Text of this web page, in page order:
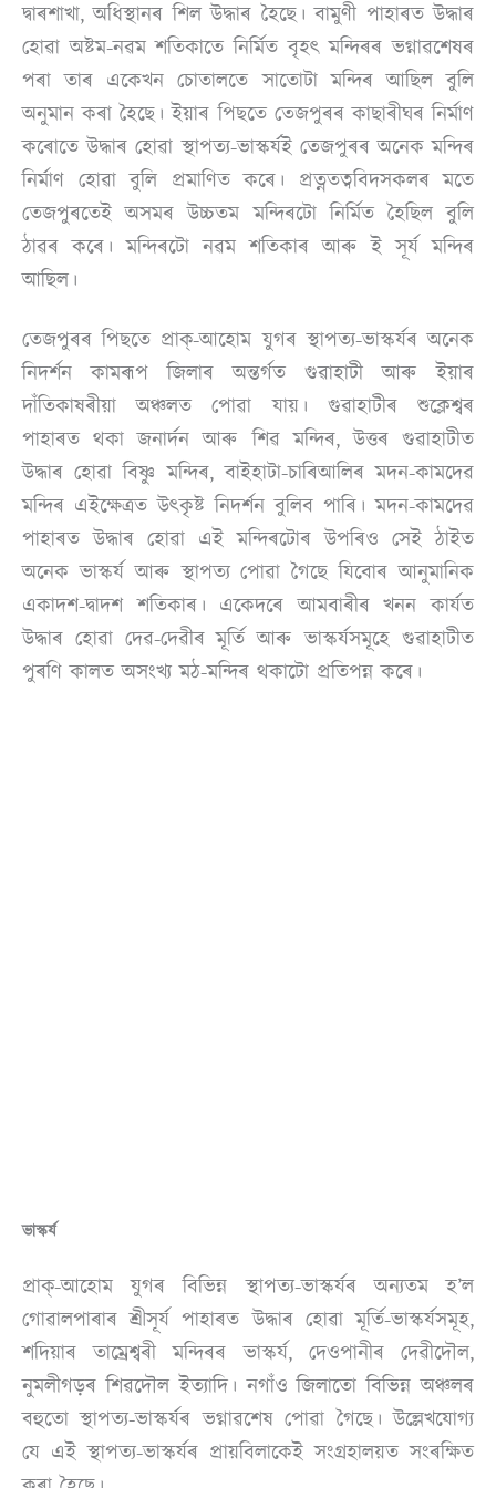
দ্বাৰশাখা, অধিস্থানৰ শিল উদ্ধাৰ হৈছে। বামুণী পাহাৰত উদ্ধাৰ
হোৱা অষ্টম-নৱম শতিকাতে নিৰ্মিত বৃহৎ মন্দিৰৰ ভগ্নাৱশেষৰ
পৰা তাৰ একেখন চোতালতে সাতোটা মন্দিৰ আছিল বুলি
অনুমান কৰা হৈছে। ইয়াৰ পিছতে তেজপুৰৰ কাছাৰীঘৰ নিৰ্মাণ
কৰোতে উদ্ধাৰ হোৱা স্থাপত্য-ভাস্কৰ্যই তেজপুৰৰ অনেক মন্দিৰ
নিৰ্মাণ হোৱা বুলি প্ৰমাণিত কৰে। প্ৰত্নতত্ববিদসকলৰ মতে
তেজপুৰতেই অসমৰ উচ্চতম মন্দিৰটো নিৰ্মিত হৈছিল বুলি
ঠাৱৰ কৰে। মন্দিৰটো নৱম শতিকাৰ আৰু ই সূৰ্য মন্দিৰ
আছিল।
তেজপুৰৰ পিছতে প্ৰাক্-আহোম যুগৰ স্থাপত্য-ভাস্কৰ্যৰ অনেক
নিদৰ্শন কামৰূপ জিলাৰ অন্তৰ্গত গুৱাহাটী আৰু ইয়াৰ
দাঁতিকাষৰীয়া অঞ্চলত পোৱা যায়। গুৱাহাটীৰ শুক্লেশ্বৰ
পাহাৰত থকা জনাৰ্দন আৰু শিৱ মন্দিৰ, উত্তৰ গুৱাহাটীত
উদ্ধাৰ হোৱা বিষ্ণু মন্দিৰ, বাইহাটা-চাৰিআলিৰ মদন-কামদেৱ
মন্দিৰ এইক্ষেত্ৰত উৎকৃষ্ট নিদৰ্শন বুলিব পাৰি। মদন-কামদেৱ
পাহাৰত উদ্ধাৰ হোৱা এই মন্দিৰটোৰ উপৰিও সেই ঠাইত
অনেক ভাস্কৰ্য আৰু স্থাপত্য পোৱা গৈছে যিবোৰ আনুমানিক
একাদশ-দ্বাদশ শতিকাৰ। একেদৰে আমবাৰীৰ খনন কাৰ্যত
উদ্ধাৰ হোৱা দেৱ-দেৱীৰ মূৰ্তি আৰু ভাস্কৰ্যসমূহে গুৱাহাটীত
পুৰণি কালত অসংখ্য মঠ-মন্দিৰ থকাটো প্ৰতিপন্ন কৰে।
ভাস্কৰ্য
প্ৰাক্-আহোম যুগৰ বিভিন্ন স্থাপত্য-ভাস্কৰ্যৰ অন্যতম হ’ল
গোৱালপাৰাৰ শ্ৰীসূৰ্য পাহাৰত উদ্ধাৰ হোৱা মূৰ্তি-ভাস্কৰ্যসমূহ,
শদিয়াৰ তাম্ৰেশ্বৰী মন্দিৰৰ ভাস্কৰ্য, দেওপানীৰ দেৱীদৌল,
নুমলীগড়ৰ শিৱদৌল ইত্যাদি। নগাঁও জিলাতো বিভিন্ন অঞ্চলৰ
বহুতো স্থাপত্য-ভাস্কৰ্যৰ ভগ্নাৱশেষ পোৱা গৈছে। উল্লেখযোগ্য
যে এই স্থাপত্য-ভাস্কৰ্যৰ প্ৰায়বিলাকেই সংগ্ৰহালয়ত সংৰক্ষিত